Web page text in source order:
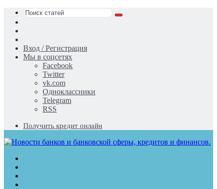
Поиск
статья
Вход / Регистрация
Мы в соцсетях
Facebook
Twitter
vk.com
Одноклассники
Telegram
RSS
Получить кредит онлайн